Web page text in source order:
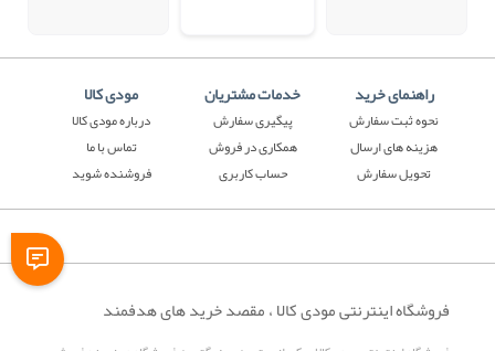
راهنمای خرید
نحوه ثبت سفارش
هزینه های ارسال
تحویل سفارش
خدمات مشتریان
پیگیری سفارش
همکاری در فروش
حساب کاربری
مودی کالا
درباره مودی کالا
تماس با ما
فروشنده شوید
فروشگاه اینترنتی مودی کالا ، مقصد خرید های هدفمند